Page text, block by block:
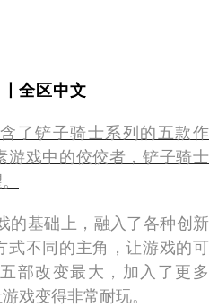
全区中文
了铲子骑士系列的五款作
游戏中的佼佼者，铲子骑士
的基础上，融入了各种创新
式不同的主角，让游戏的可
部改变最大，加入了更多
戏变得非常耐玩。